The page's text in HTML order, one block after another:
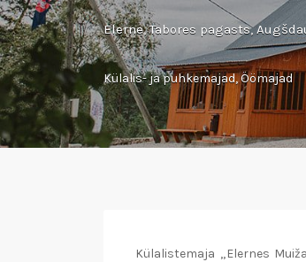
Elerne, Tabores pagasts,
Külalis- ja puhkemajad,Öömajad
Külalistemaja „Elernes